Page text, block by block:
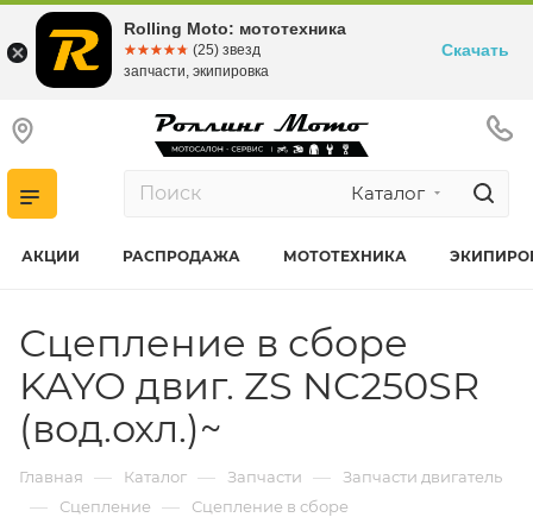
Каталог
АКЦИИ РАСПРОДАЖА МОТОТЕХНИКА
Сцепление в сборе
KAYO двиг. ZS NC250SR
(вод.охл.)~
Главная — Каталог — Запчасти — Запчасти двигатель
— Сцепление — Сцепление в сборе
Rolling Moto: мототехника
☆☆☆☆☆
★★★★★ (25) звезд
запчасти, экипировка
Скачать